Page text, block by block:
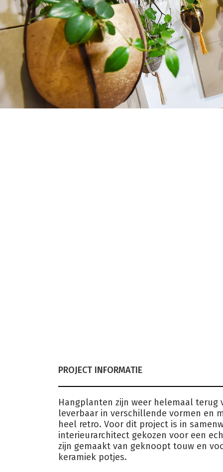
PROJECT INFORMATIE
Hangplanten zijn weer helemaal terug
leverbaar in verschillende vormen en
heel retro. Voor dit project is in
interieurarchitect gekozen voor een
zijn gemaakt van geknoopt touw en
keramiek potjes.